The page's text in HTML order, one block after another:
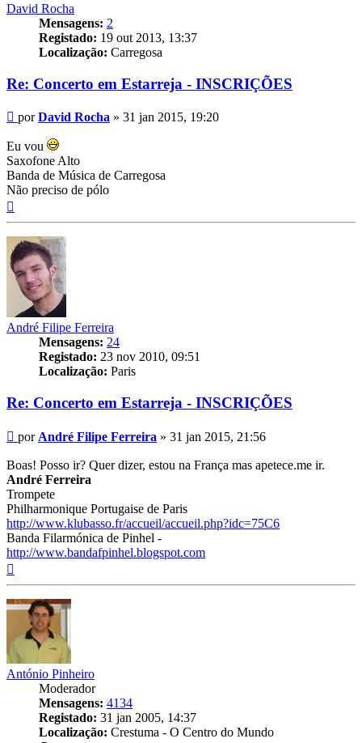
David Rocha
Mensagens: 2
Registado: 19 out 2013, 13:37
Localização: Carregosa
Re: Concerto em Estarreja - INSCRIÇÕES
Mensagem
porDavid Rocha » 31 jan 2015, 19:20
Eu vou
Saxofone Alto
Banda de Música de Carregosa
Não preciso de pólo
André Filipe Ferreira
Mensagens: 24
Registado: 23 nov 2010, 09:51
Localização: Paris
Re: Concerto em Estarreja - INSCRIÇÕES
Mensagem
por André Filipe Ferreira » 31 jan 2015, 21:56
Boas! Posso ir? Quer dizer, estou na França mas apetece.me ir.
André Ferreira
Trompete
Philharmonique Portugaise de Paris
http://www.klubasso.fr/accueil/accueil.php?idc=75C6
Banda Filarmónica de Pinhel -
http://www.bandafpinhel.blogspot.com
António Pinheiro
Moderador
Mensagens: 4134
Registado: 31 jan 2005, 14:37
Localização: Crestuma - O Centro do Mundo